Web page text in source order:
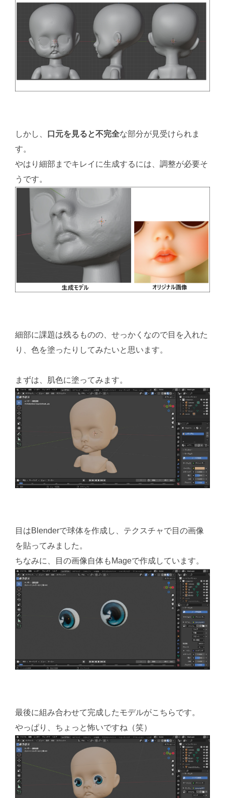
しかし、 口元を見ると不完全な部分が見受けられま
す。
やはり細部までキレイに生成するには、調整が必要そ
うです。
細部に課題は残るものの、せっかくなので目を入れた
り、色を塗ったりしてみたいと思います。
まずは、肌色に塗ってみます。
目はBlenderで球体を作成し、テクスチャで目の画像
を貼ってみました。
ちなみに、目の画像自体もMageで作成しています。
最後に組み合わせて完成したモデルがこちらです。
やっぱり、ちょっと怖いですね（笑）